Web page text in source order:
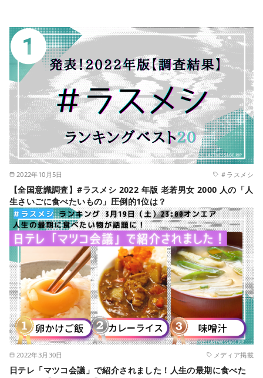
2022年10月5日 ＃ラスメシ
【全国意識調査】#ラスメシ 2022 年版 老若男女 2000 人の「人
生さいごに食べたいもの」圧倒的1位は？
2022年3月30日 メディア掲載
日テレ「マツコ会議」で紹介されました！人生の最期に食べた